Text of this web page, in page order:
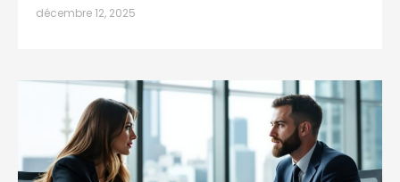
décembre 12, 2025